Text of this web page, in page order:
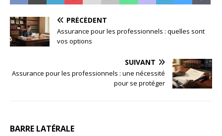
PRÉCÉDENT
Assurance pour les professionnels : quelles sont
vos options
SUIVANT
Assurance pour les professionnels : une nécessité
pour se protéger
BARRE LATÉRALE